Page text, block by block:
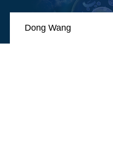
Dong Wang